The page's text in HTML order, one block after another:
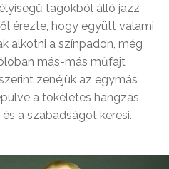
tagokból álló jazz
érezte, hogy együtt valami
alkotni a színpadon, még
más-más műfajt
zenéjük az egymás
a tökéletes hangzás
a szabadságot keresi.